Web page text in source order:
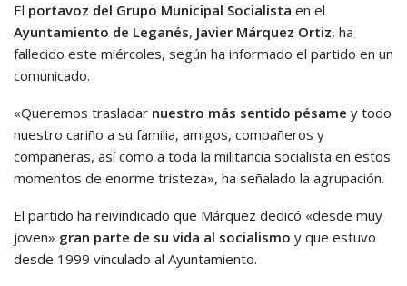
El portavoz del Grupo Municipal Socialista en el
Ayuntamiento de Leganés, Javier Márquez Ortiz, ha
fallecido este miércoles, según ha informado el partido en un
comunicado.
«Queremos trasladar nuestro más sentido pésame y todo
nuestro cariño a su familia, amigos, compañeros y
compañeras, así como a toda la militancia socialista en estos
momentos de enorme tristeza», ha señalado la agrupación.
El partido ha reivindicado que Márquez dedicó «desde muy
joven» gran parte de su vida al socialismo y que estuvo
desde 1999 vinculado al Ayuntamiento.